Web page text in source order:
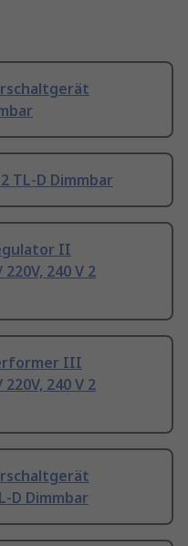
TL-D Dimmbar
II
240 V 2
III
240 V 2
D Dimmbar